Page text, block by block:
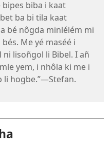
bipes biba i kaat
ba bi tila kaat
bé nôgda minlélém mi
Me yé maséé i
ni lisoñgol li Bibel. I añ
yem, i nhôla ki me i
li hogbe.”—Stefan.